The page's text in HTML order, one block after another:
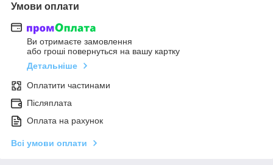
Умови оплати
Ви отримаєте замовлення
або гроші повернуться на вашу картку
Детальніше
Оплатити частинами
Післяплата
Оплата на рахунок
Всі умови оплати